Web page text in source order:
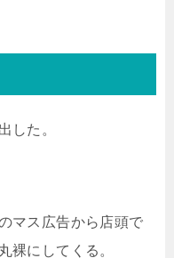
した。
マス広告から店頭で
裸にしてくる。